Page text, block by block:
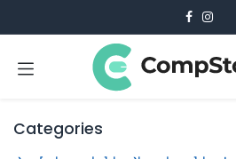
Categories